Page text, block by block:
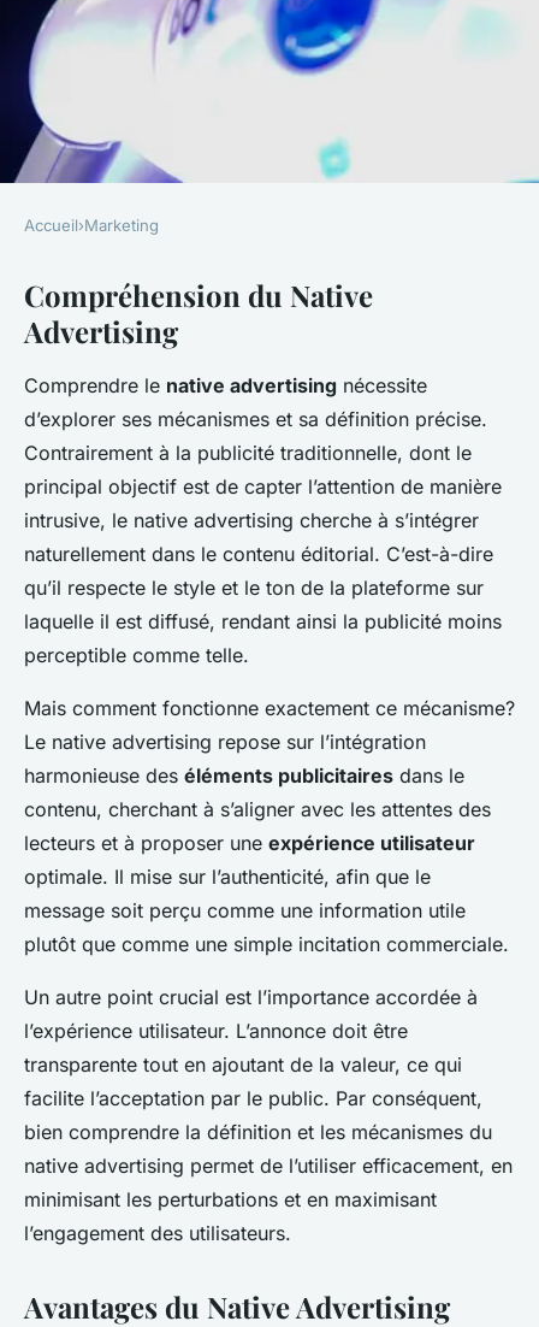
Découverte du Native
Advertising : Une Plongée en
Profondeur
Noam 7 mars 2025 • 7 min de lecture
Accueil›Marketing
Compréhension du Native
Advertising
Comprendre le native advertising nécessite
d’explorer ses mécanismes et sa définition précise.
Contrairement à la publicité traditionnelle, dont le
principal objectif est de capter l’attention de manière
intrusive, le native advertising cherche à s’intégrer
naturellement dans le contenu éditorial. C’est-à-dire
qu’il respecte le style et le ton de la plateforme sur
laquelle il est diffusé, rendant ainsi la publicité moins
perceptible comme telle.
Mais comment fonctionne exactement ce mécanisme?
Le native advertising repose sur l’intégration
harmonieuse des éléments publicitaires dans le
contenu, cherchant à s’aligner avec les attentes des
lecteurs et à proposer une expérience utilisateur
optimale. Il mise sur l’authenticité, afin que le
message soit perçu comme une information utile
plutôt que comme une simple incitation commerciale.
Un autre point crucial est l’importance accordée à
l’expérience utilisateur. L’annonce doit être
transparente tout en ajoutant de la valeur, ce qui
facilite l’acceptation par le public. Par conséquent,
bien comprendre la définition et les mécanismes du
native advertising permet de l’utiliser efficacement, en
minimisant les perturbations et en maximisant
l’engagement des utilisateurs.
Avantages du Native Advertising